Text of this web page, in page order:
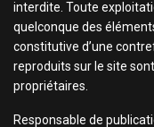
interdite. Toute
quelconque des
constitutive d’une
reproduits sur le site
propriétaires.
Responsable de